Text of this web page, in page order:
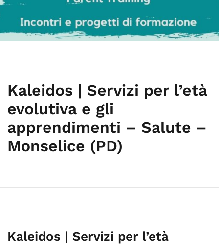
Kaleidos | Servizi per l’età
evolutiva e gli
apprendimenti – Salute –
Monselice (PD)
Kaleidos | Servizi per l’età